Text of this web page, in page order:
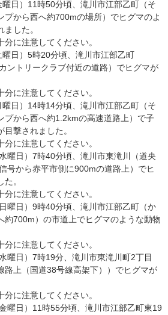
日）11時50分頃、滝川市江部乙町（そ
プから西へ約700mの場所）でヒグマのよ
した。
分に注意してください。
日）5時20分頃、滝川市江部乙町
ントリークラブ付近の道路）でヒグマが
分に注意してください。
日）14時14分頃、滝川市江部乙町（そ
プから西へ約1.2kmの高速道路上）で子
撃されました。
分に注意してください。
曜日）7時40分頃、滝川市東滝川（道央
号から赤平市側に900mの道路上）でヒ
。
分に注意してください。
曜日）9時40分頃、滝川市江部乙町（か
約700m）の市道上でヒグマのような動物
分に注意してください。
曜日）7時19分、滝川市東滝川町2丁目
路上（国道38号線高架下））でヒグマが
分に注意してください。
曜日）11時55分頃、滝川市江部乙町東19